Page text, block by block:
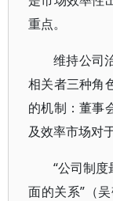
重点。
维持公司
相关者三种角
的机制：董事
及效率市场对
“公司制
面的关系”（